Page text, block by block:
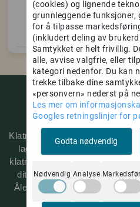
Weight: 7.4 kg
Dimensions: 77 × 80 ×
(cookies) og lignende
grunnleggende funksjoner,
for å tilpasse
(inkludert deling av
Samtykket er helt frivillig.
alle, avvise valgfrie, eller
kategori nedenfor. Du kan
trekke tilbake dine
«personvern» nederst på
Les mer om
Googles retningslinjer for
Godta nødvendig
Nødvendig Analyse
Klatredepot |
Klatredepot er en norsk
lager i Ålesund. Med over
klatreutstyr, hjelper vi deg med
ditt eventyr i klatreveggen.
klatretak og utstyr